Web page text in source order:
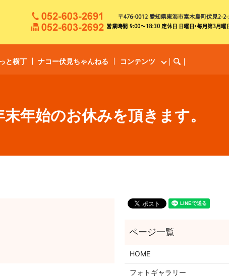
と横丁 ナコー伏見ちゃんねる コンテンツ search
年始のお休みを頂きます。
HOME
フォトギャラリー